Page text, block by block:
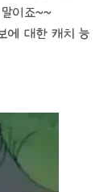
이죠~~
에 대한 캐치 능